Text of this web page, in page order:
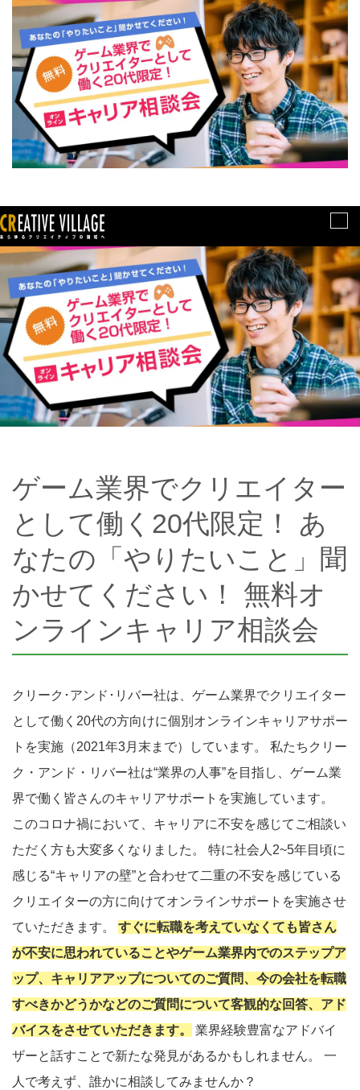
メ
ニ
ュ
ー
ゲーム業界でクリエイター
として働く20代限定！ あ
なたの「やりたいこと」聞
かせてください！ 無料オ
ンラインキャリア相談会
クリーク･アンド･リバー社は、ゲーム業界でクリエイター
として働く20代の方向けに個別オンラインキャリアサポー
トを実施（2021年3月末まで）しています。 私たちクリー
ク・アンド・リバー社は“業界の人事”を目指し、ゲーム業
界で働く皆さんのキャリアサポートを実施しています。
このコロナ禍において、キャリアに不安を感じてご相談い
ただく方も大変多くなりました。 特に社会人2~5年目頃に
感じる“キャリアの壁”と合わせて二重の不安を感じている
クリエイターの方に向けてオンラインサポートを実施させ
ていただきます。 すぐに転職を考えていなくても皆さん
が不安に思われていることやゲーム業界内でのステップア
ップ、キャリアアップについてのご質問、今の会社を転職
すべきかどうかなどのご質問について客観的な回答、アド
バイスをさせていただきます。
業界経験豊富なアドバイ
ザーと話すことで新たな発見があるかもしれません。 一
人で考えず、誰かに相談してみませんか？